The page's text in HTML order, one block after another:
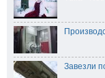
Завезли